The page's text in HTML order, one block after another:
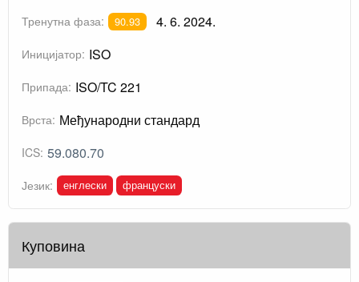
Тренутна фаза: 90.93 4. 6. 2024.
Иницијатор: ISO
Припада: ISO/TC 221
Врста: Међународни стандард
ICS: 59.080.70
Језик: енглески француски
Куповина